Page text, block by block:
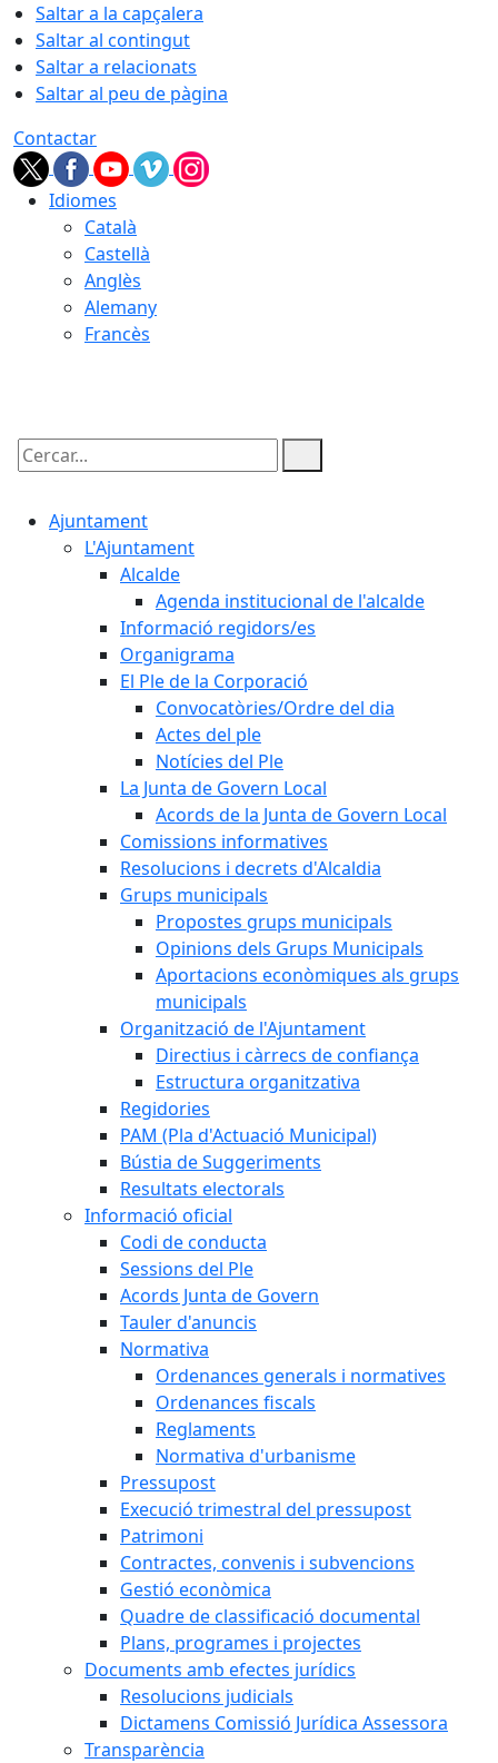
Saltar a la capçalera
Saltar al contingut
Saltar a relacionats
Saltar al peu de pàgina
Contactar
Idiomes
Català
Castellà
Anglès
Alemany
Francès
Cercar:
Ajuntament
L'Ajuntament
Alcalde
Agenda institucional de l'alcalde
Informació regidors/es
Organigrama
El Ple de la Corporació
Convocatòries/Ordre del dia
Actes del ple
Notícies del Ple
La Junta de Govern Local
Acords de la Junta de Govern Local
Comissions informatives
Resolucions i decrets d'Alcaldia
Grups municipals
Propostes grups municipals
Opinions dels Grups Municipals
Aportacions econòmiques als grups
municipals
Organització de l'Ajuntament
Directius i càrrecs de confiança
Estructura organitzativa
Regidories
PAM (Pla d'Actuació Municipal)
Bústia de Suggeriments
Resultats electorals
Informació oficial
Codi de conducta
Sessions del Ple
Acords Junta de Govern
Tauler d'anuncis
Normativa
Ordenances generals i normatives
Ordenances fiscals
Reglaments
Normativa d'urbanisme
Pressupost
Execució trimestral del pressupost
Patrimoni
Contractes, convenis i subvencions
Gestió econòmica
Quadre de classificació documental
Plans, programes i projectes
Documents amb efectes jurídics
Resolucions judicials
Dictamens Comissió Jurídica Assessora
Transparència